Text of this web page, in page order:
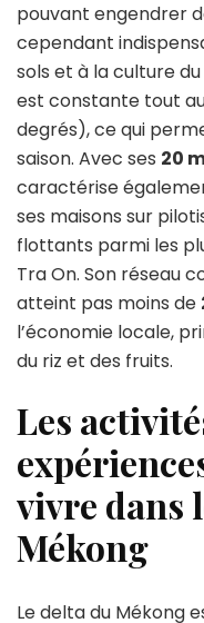
pouvant engendrer
cependant
sols et à la culture
est constante tout
degrés), ce qui
saison. Avec ses 20
caractérise
ses maisons sur
flottants parmi les
Tra On. Son réseau
atteint pas moins de
l’économie locale,
du riz et des fruits.
Les
vivre dans
Mékong
Le delta du Mékong